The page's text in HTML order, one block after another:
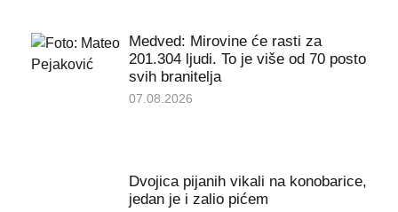
Medved: Mirovine će rasti za
201.304 ljudi. To je više od 70 posto
svih branitelja
07.08.2026
Dvojica pijanih vikali na konobarice,
jedan je i zalio pićem